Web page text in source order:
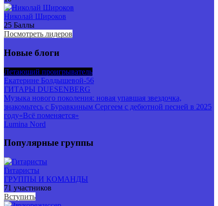
Николай Широков
25 Баллы
Посмотреть лидеров
Новые блоги
Летающий проигрыватель
Екатерине Болдышевой-56
ГИТАРЫ DUESENBERG
Музыка нового поколения: новая упавшая звездочка,
знакомьтесь с Буравкиным Сергеем с дебютной песней в 2025
году«Всё поменяется»
Lumina Nord
Популярные группы
Гитаристы
ГРУППЫ И КОМАНДЫ
71 участников
Вступить